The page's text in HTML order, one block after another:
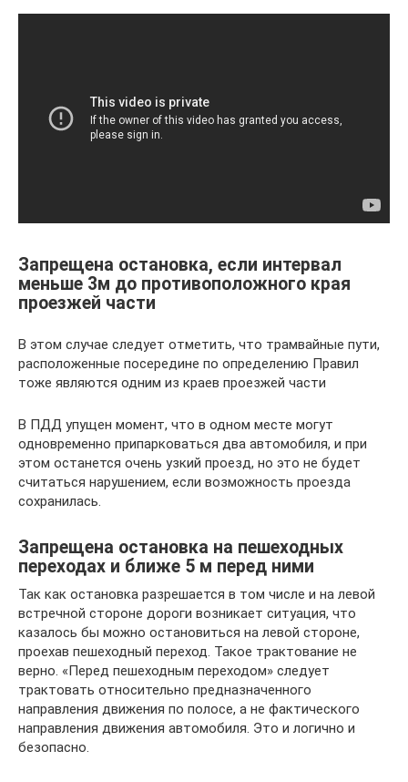
Запрещена остановка, если интервал
меньше 3м до противоположного края
проезжей части
В этом случае следует отметить, что трамвайные пути,
расположенные посередине по определению Правил
тоже являются одним из краев проезжей части
В ПДД упущен момент, что в одном месте могут
одновременно припарковаться два автомобиля, и при
этом останется очень узкий проезд, но это не будет
считаться нарушением, если возможность проезда
сохранилась.
Запрещена остановка на пешеходных
переходах и ближе 5 м перед ними
Так как остановка разрешается в том числе и на левой
встречной стороне дороги возникает ситуация, что
казалось бы можно остановиться на левой стороне,
проехав пешеходный переход. Такое трактование не
верно. «Перед пешеходным переходом» следует
трактовать относительно предназначенного
направления движения по полосе, а не фактического
направления движения автомобиля. Это и логично и
безопасно.